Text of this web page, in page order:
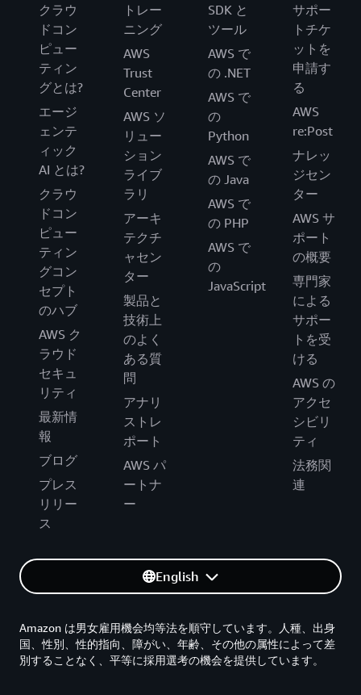
クラウ
ドコン
ピュー
ティン
グとは?
エージ
ェンテ
ィック
AI とは?
クラウ
ドコン
ピュー
ティン
グコン
セプト
のハブ
AWS ク
ラウド
セキュ
リティ
最新情
報
ブログ
プレス
リリー
ス
トレー
ニング
AWS
Trust
Center
AWS ソ
リュー
ション
ライブ
ラリ
アーキ
テクチ
ャセン
ター
製品と
技術上
のよく
ある質
問
アナリ
ストレ
ポート
AWS パ
ートナ
ー
SDK と
ツール
AWS で
の .NET
AWS で
の
Python
AWS で
の Java
AWS で
の PHP
AWS で
の
JavaScript
サポー
トチケ
ットを
申請す
る
AWS
re:Post
ナレッ
ジセン
ター
AWS サ
ポート
の概要
専門家
による
サポー
トを受
ける
AWS の
アクセ
シビリ
ティ
法務関
連
English
Amazon は男女雇用機会均等法を順守しています。人種、出身
国、性別、性的指向、障がい、年齢、その他の属性によって差
別することなく、平等に採用選考の機会を提供しています。